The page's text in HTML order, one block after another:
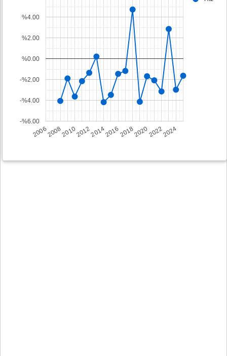
2006200820102012201420162018202020222024
-%6.00
-%4.00
-%2.00
%0.00
%2.00
%4.00